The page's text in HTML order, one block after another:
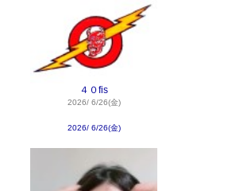
４０fis
2026/ 6/26(金)
2026/ 6/26(金)